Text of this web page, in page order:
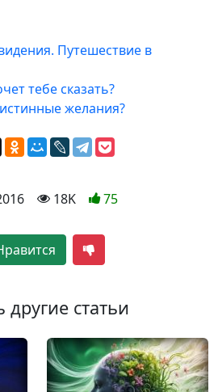
Путешествие в
тебе сказать?
желания?
18K 75
другие статьи